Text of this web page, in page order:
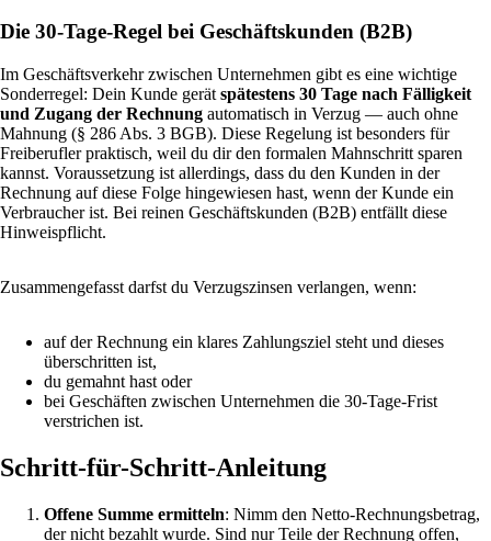
Die 30-Tage-Regel bei Geschäftskunden (B2B)
Im Geschäftsverkehr zwischen Unternehmen gibt es eine wichtige
Sonderregel: Dein Kunde gerät spätestens 30 Tage nach Fälligkeit
und Zugang der Rechnung automatisch in Verzug — auch ohne
Mahnung (§ 286 Abs. 3 BGB). Diese Regelung ist besonders für
Freiberufler praktisch, weil du dir den formalen Mahnschritt sparen
kannst. Voraussetzung ist allerdings, dass du den Kunden in der
Rechnung auf diese Folge hingewiesen hast, wenn der Kunde ein
Verbraucher ist. Bei reinen Geschäftskunden (B2B) entfällt diese
Hinweispflicht.
Zusammengefasst darfst du Verzugszinsen verlangen, wenn:
auf der Rechnung ein klares Zahlungsziel steht und dieses
überschritten ist,
du gemahnt hast oder
bei Geschäften zwischen Unternehmen die 30-Tage-Frist
verstrichen ist.
Schritt-für-Schritt-Anleitung
Offene Summe ermitteln: Nimm den Netto-Rechnungsbetrag,
der nicht bezahlt wurde. Sind nur Teile der Rechnung offen,